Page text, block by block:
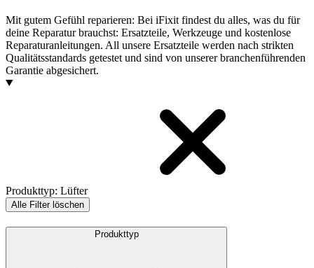
Mit gutem Gefühl reparieren: Bei iFixit findest du alles, was du für
deine Reparatur brauchst: Ersatzteile, Werkzeuge und kostenlose
Reparaturanleitungen. All unsere Ersatzteile werden nach strikten
Qualitätsstandards getestet und sind von unserer branchenführenden
Garantie abgesichert.
Produkte
Produkttyp: Lüfter
Alle Filter löschen
Produkttyp